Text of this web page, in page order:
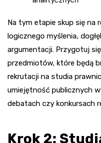
Na tym etapie skup się na
logicznego myślenia,
argumentacji. Przygotuj
przedmiotów, które będą
rekrutacji na studia
umiejętność publicznych
debatach czy konkursach
Krok 2: